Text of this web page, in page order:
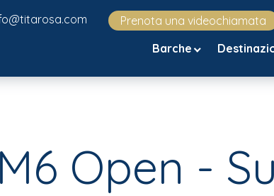
Prenota una videochiamata
Barche
Open -